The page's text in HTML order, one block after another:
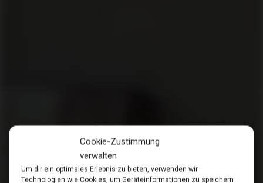
Cookie-Zustimmung
verwalten
Um dir ein optimales Erlebnis zu bieten, verwenden wir
Technologien wie Cookies, um Geräteinformationen zu speichern